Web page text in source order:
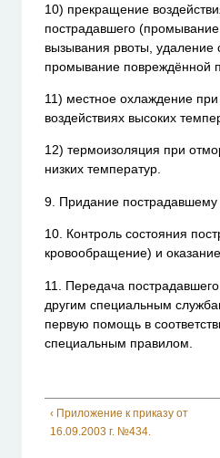
10) прекращение
пострадавшего
вызывания рвоты, удаление
промывание повреждённой
11) местное охлаждение
воздействиях высоких
12) термоизоляция при
низких температур.
9. Придание
10. Контроль состояния
кровообращение) и
11. Передача
другим специальным
первую помощь в
специальным правилом.
‹ Приложение к приказу от
16.09.2003 г. №434.